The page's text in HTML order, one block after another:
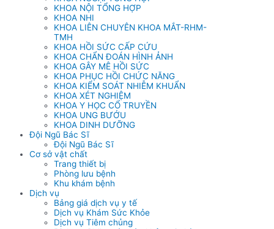
KHOA NỘI TỔNG HỢP
KHOA NHI
KHOA LIÊN CHUYÊN KHOA MẮT-RHM-
TMH
KHOA HỒI SỨC CẤP CỨU
KHOA CHẨN ĐOÁN HÌNH ẢNH
KHOA GÂY MÊ HỒI SỨC
KHOA PHỤC HỒI CHỨC NĂNG
KHOA KIỂM SOÁT NHIỄM KHUẨN
KHOA XÉT NGHIỆM
KHOA Y HỌC CỔ TRUYỀN
KHOA UNG BƯỚU
KHOA DINH DƯỠNG
Đội Ngũ Bác Sĩ
Đội Ngũ Bác Sĩ
Cơ sở vật chất
Trang thiết bị
Phòng lưu bệnh
Khu khám bệnh
Dịch vụ
Bảng giá dịch vụ y tế
Dịch vụ Khám Sức Khỏe
Dịch vụ Tiêm chủng